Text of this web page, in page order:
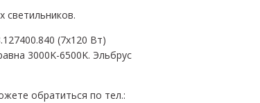
светильников.
(7х120 Вт)
3000K-6500K. Эльбрус
обратиться по тел.: